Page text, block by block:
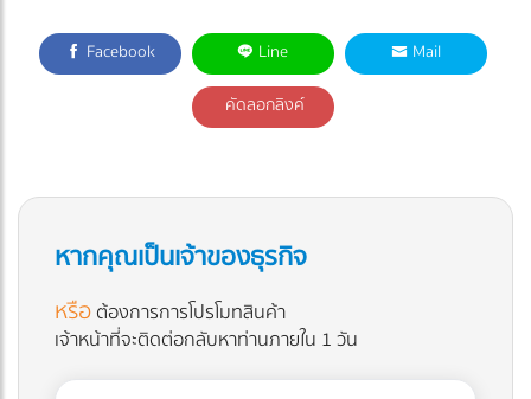
Facebook Line Mail
คัดลอกลิงค์
หากคุณเป็นเจ้าของธุรกิจ
หรือต้องการการโปรโมทสินค้า
เจ้าหน้าที่จะติดต่อกลับหาท่านภายใน 1 วัน